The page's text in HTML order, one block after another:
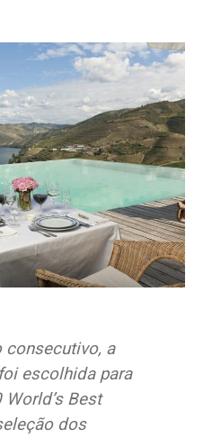
consecutivo, a
escolhida para
Best
dos